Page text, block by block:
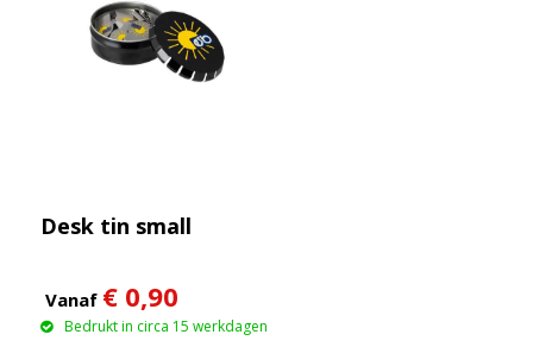
Desk tin small
Vanaf € 0,90
Bedrukt in circa 15 werkdagen